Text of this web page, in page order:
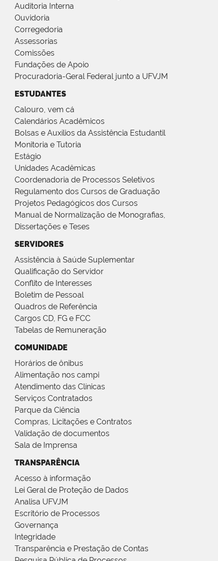
Auditoria Interna
Ouvidoria
Corregedoria
Assessorias
Comissões
Fundações de Apoio
Procuradoria-Geral Federal junto a UFVJM
ESTUDANTES
Calouro, vem cá
Calendários Acadêmicos
Bolsas e Auxílios da Assistência Estudantil
Monitoria e Tutoria
Estágio
Unidades Acadêmicas
Coordenadoria de Processos Seletivos
Regulamento dos Cursos de Graduação
Projetos Pedagógicos dos Cursos
Manual de Normalização de Monografias,
Dissertações e Teses
SERVIDORES
Assistência à Saúde Suplementar
Qualificação do Servidor
Conflito de Interesses
Boletim de Pessoal
Quadros de Referência
Cargos CD, FG e FCC
Tabelas de Remuneração
COMUNIDADE
Horários de ônibus
Alimentação nos campi
Atendimento das Clínicas
Serviços Contratados
Parque da Ciência
Compras, Licitações e Contratos
Validação de documentos
Sala de Imprensa
TRANSPARÊNCIA
Acesso à informação
Lei Geral de Proteção de Dados
Analisa UFVJM
Escritório de Processos
Governança
Integridade
Transparência e Prestação de Contas